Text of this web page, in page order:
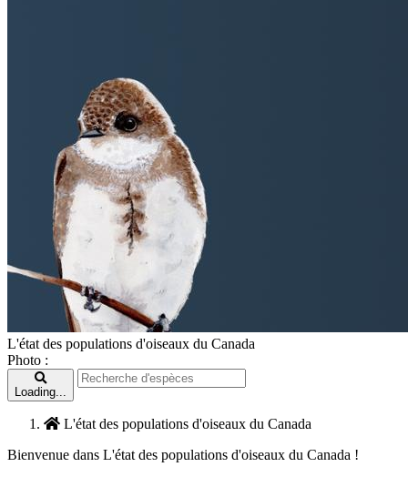
L'état des populations d'oiseaux du Canada
Photo :
Loading...
L'état des populations d'oiseaux du Canada
Bienvenue dans L'état des populations d'oiseaux du Canada !